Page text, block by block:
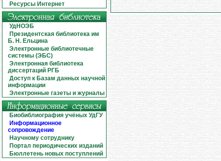
Ресурсы Интернет
УдНОЭБ
Президентская библиотека им
Б. Н. Ельцина
Электронные библиотечные
системы (ЭБС)
Электронная библиотека
диссертаций РГБ
Доступ к Базам данных научной
информации
Электронные газеты и журналы
Биобиблиография учёных УдГУ
Информационное
сопровождение
Научному сотруднику
Портал периодических изданий
Бюллетень новых поступлений